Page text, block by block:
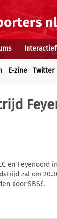
Interactief
E-zine Twitter
en Feyenoord
zal om
door SBS6.